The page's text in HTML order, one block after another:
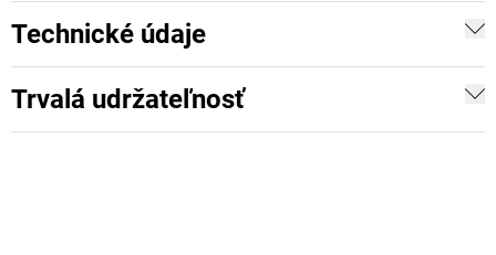
Technické údaje
Trvalá udržateľnosť